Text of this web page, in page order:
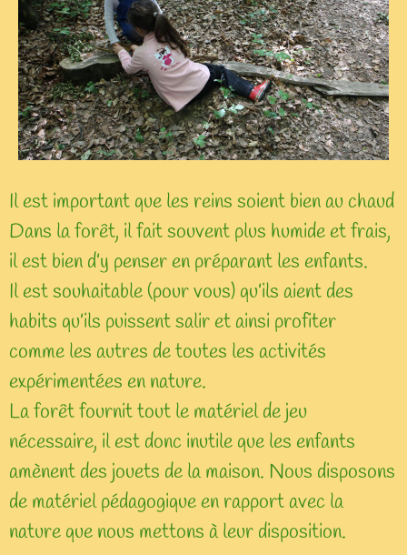
Il est important que les reins soient bien au chaud
Dans la forêt, il fait souvent plus humide et frais,
il est bien d’y penser en préparant les enfants.
Il est souhaitable (pour vous) qu’ils aient des
habits qu’ils puissent salir et ainsi profiter
comme les autres de toutes les activités
expérimentées en nature.
La forêt fournit tout le matériel de jeu
nécessaire, il est donc inutile que les enfants
amènent des jouets de la maison. Nous disposons
de matériel pédagogique en rapport avec la
nature que nous mettons à leur disposition.